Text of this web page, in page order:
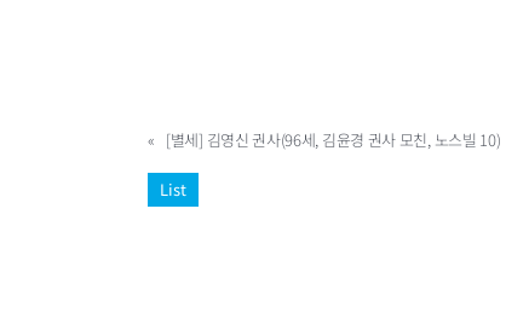
« [별세] 김영신 권사(96세, 김윤경 권사 모친, 노스빌 10)
List